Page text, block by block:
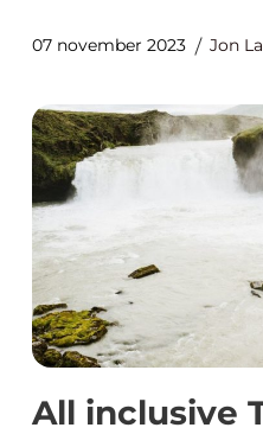
07 november 2023 Jon
All inclusive